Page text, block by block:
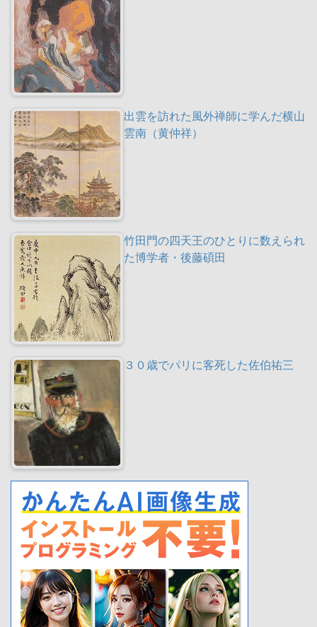
出雲を訪れた風外禅師に学んだ横山
雲南（黄仲祥）
竹田門の四天王のひとりに数えられ
た博学者・後藤碩田
３０歳でパリに客死した佐伯祐三